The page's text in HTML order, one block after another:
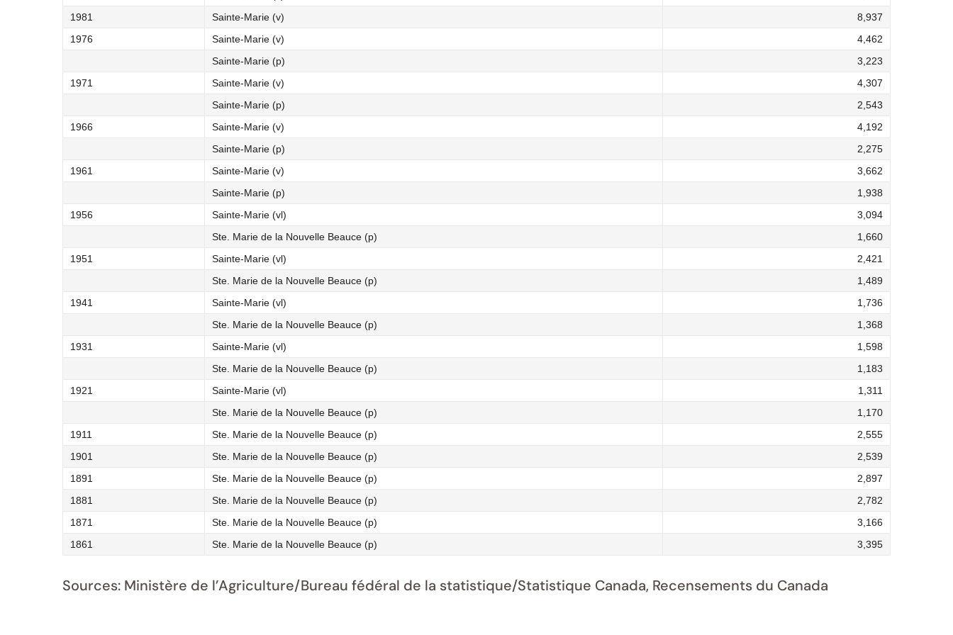
1981
Sainte-Marie (v)
8,937
1976
Sainte-Marie (v)
4,462
Sainte-Marie (p)
3,223
1971
Sainte-Marie (v)
4,307
Sainte-Marie (p)
2,543
1966
Sainte-Marie (v)
4,192
Sainte-Marie (p)
2,275
1961
Sainte-Marie (v)
3,662
Sainte-Marie (p)
1,938
1956
Sainte-Marie (vl)
3,094
Ste. Marie de la Nouvelle Beauce (p)
1,660
1951
Sainte-Marie (vl)
2,421
Ste. Marie de la Nouvelle Beauce (p)
1,489
1941
Sainte-Marie (vl)
1,736
Ste. Marie de la Nouvelle Beauce (p)
1,368
1931
Sainte-Marie (vl)
1,598
Ste. Marie de la Nouvelle Beauce (p)
1,183
1921
Sainte-Marie (vl)
1,311
Ste. Marie de la Nouvelle Beauce (p)
1,170
1911
Ste. Marie de la Nouvelle Beauce (p)
2,555
1901
Ste. Marie de la Nouvelle Beauce (p)
2,539
1891
Ste. Marie de la Nouvelle Beauce (p)
2,897
1881
Ste. Marie de la Nouvelle Beauce (p)
2,782
1871
Ste. Marie de la Nouvelle Beauce (p)
3,166
1861
Ste. Marie de la Nouvelle Beauce (p) 3,395
Sources: Ministère de l’Agriculture/Bureau fédéral de la statistique/Statistique Canada, Recensements du Canada